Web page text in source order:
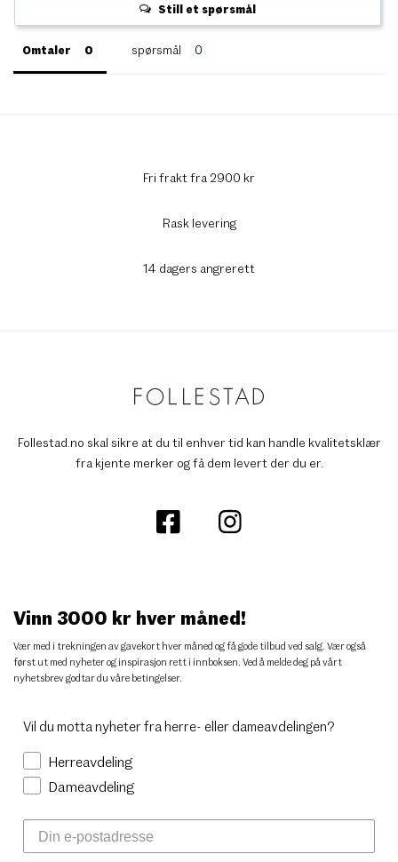
Still et spørsmål
Omtaler spørsmål
Fri frakt fra 2900 kr
Rask levering
14 dagers angrerett
Follestad.no skal sikre at du til enhver tid kan handle kvalitetsklær
fra kjente merker og få dem levert der du er.
Vinn 3000 kr hver måned!
Vær med i trekningen av gavekort hver måned og få gode tilbud ved salg. Vær også
først ut med nyheter og inspirasjon rett i innboksen. Ved å melde deg på vårt
nyhetsbrev godtar du våre betingelser.
Vil du motta nyheter fra herre- eller dameavdelingen?
Herreavdeling
Dameavdeling